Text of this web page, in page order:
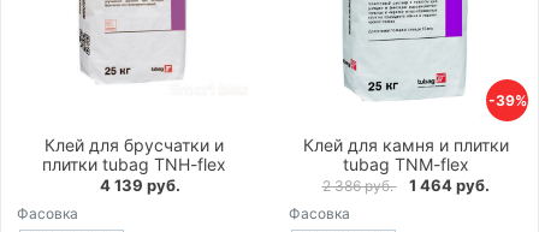
Клей для брусчатки и
плитки tubag TNH-flex
4 139 руб.
Фасовка
-39%
Клей для камня и плитки
tubag TNM-flex
2 386 руб. 1 464 руб.
Фасовка